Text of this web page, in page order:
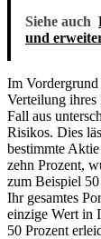
Siehe auch
und
Im
Verteilung ihres
Fall aus
Risikos. Dies
bestimmte
zehn Prozent,
zum Beispiel
Ihr gesamtes
einzige Wert in
50 Prozent